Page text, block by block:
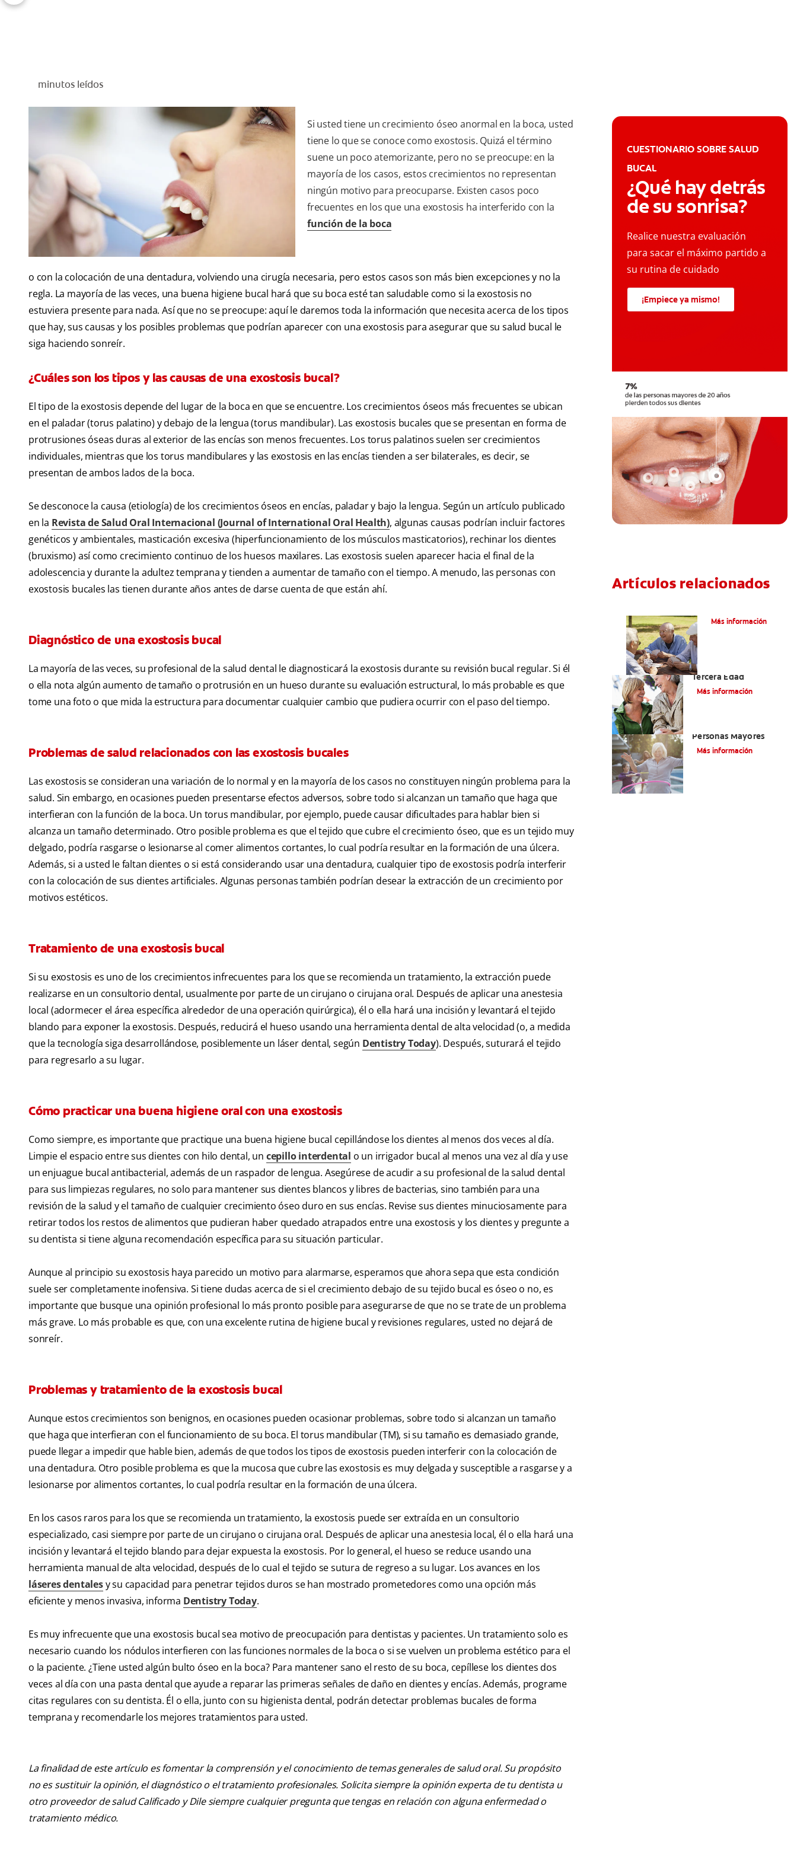
minutos leídos
Si usted tiene un crecimiento óseo anormal en la boca, usted
tiene lo que se conoce como exostosis. Quizá el término
suene un poco atemorizante, pero no se preocupe: en la
mayoría de los casos, estos crecimientos no representan
ningún motivo para preocuparse. Existen casos poco
frecuentes en los que una exostosis ha interferido con la
función de la boca
o con la colocación de una dentadura, volviendo una cirugía necesaria, pero estos casos son más bien excepciones y no la
regla. La mayoría de las veces, una buena higiene bucal hará que su boca esté tan saludable como si la exostosis no
estuviera presente para nada. Así que no se preocupe: aquí le daremos toda la información que necesita acerca de los tipos
que hay, sus causas y los posibles problemas que podrían aparecer con una exostosis para asegurar que su salud bucal le
siga haciendo sonreír.
¿Cuáles son los tipos y las causas de una exostosis bucal?
El tipo de la exostosis depende del lugar de la boca en que se encuentre. Los crecimientos óseos más frecuentes se ubican
en el paladar (torus palatino) y debajo de la lengua (torus mandibular). Las exostosis bucales que se presentan en forma de
protrusiones óseas duras al exterior de las encías son menos frecuentes. Los torus palatinos suelen ser crecimientos
individuales, mientras que los torus mandibulares y las exostosis en las encías tienden a ser bilaterales, es decir, se
presentan de ambos lados de la boca.
Se desconoce la causa (etiología) de los crecimientos óseos en encías, paladar y bajo la lengua. Según un artículo publicado
en la Revista de Salud Oral Internacional (Journal of International Oral Health), algunas causas podrían incluir factores
genéticos y ambientales, masticación excesiva (hiperfuncionamiento de los músculos masticatorios), rechinar los dientes
(bruxismo) así como crecimiento continuo de los huesos maxilares. Las exostosis suelen aparecer hacia el final de la
adolescencia y durante la adultez temprana y tienden a aumentar de tamaño con el tiempo. A menudo, las personas con
exostosis bucales las tienen durante años antes de darse cuenta de que están ahí.
Diagnóstico de una exostosis bucal
La mayoría de las veces, su profesional de la salud dental le diagnosticará la exostosis durante su revisión bucal regular. Si él
o ella nota algún aumento de tamaño o protrusión en un hueso durante su evaluación estructural, lo más probable es que
tome una foto o que mida la estructura para documentar cualquier cambio que pudiera ocurrir con el paso del tiempo.
Problemas de salud relacionados con las exostosis bucales
Las exostosis se consideran una variación de lo normal y en la mayoría de los casos no constituyen ningún problema para la
salud. Sin embargo, en ocasiones pueden presentarse efectos adversos, sobre todo si alcanzan un tamaño que haga que
interfieran con la función de la boca. Un torus mandibular, por ejemplo, puede causar dificultades para hablar bien si
alcanza un tamaño determinado. Otro posible problema es que el tejido que cubre el crecimiento óseo, que es un tejido muy
delgado, podría rasgarse o lesionarse al comer alimentos cortantes, lo cual podría resultar en la formación de una úlcera.
Además, si a usted le faltan dientes o si está considerando usar una dentadura, cualquier tipo de exostosis podría interferir
con la colocación de sus dientes artificiales. Algunas personas también podrían desear la extracción de un crecimiento por
motivos estéticos.
Tratamiento de una exostosis bucal
Si su exostosis es uno de los crecimientos infrecuentes para los que se recomienda un tratamiento, la extracción puede
realizarse en un consultorio dental, usualmente por parte de un cirujano o cirujana oral. Después de aplicar una anestesia
local (adormecer el área específica alrededor de una operación quirúrgica), él o ella hará una incisión y levantará el tejido
blando para exponer la exostosis. Después, reducirá el hueso usando una herramienta dental de alta velocidad (o, a medida
que la tecnología siga desarrollándose, posiblemente un láser dental, según Dentistry Today). Después, suturará el tejido
para regresarlo a su lugar.
Cómo practicar una buena higiene oral con una exostosis
Como siempre, es importante que practique una buena higiene bucal cepillándose los dientes al menos dos veces al día.
Limpie el espacio entre sus dientes con hilo dental, un cepillo interdental o un irrigador bucal al menos una vez al día y use
un enjuague bucal antibacterial, además de un raspador de lengua. Asegúrese de acudir a su profesional de la salud dental
para sus limpiezas regulares, no solo para mantener sus dientes blancos y libres de bacterias, sino también para una
revisión de la salud y el tamaño de cualquier crecimiento óseo duro en sus encías. Revise sus dientes minuciosamente para
retirar todos los restos de alimentos que pudieran haber quedado atrapados entre una exostosis y los dientes y pregunte a
su dentista si tiene alguna recomendación específica para su situación particular.
Aunque al principio su exostosis haya parecido un motivo para alarmarse, esperamos que ahora sepa que esta condición
suele ser completamente inofensiva. Si tiene dudas acerca de si el crecimiento debajo de su tejido bucal es óseo o no, es
importante que busque una opinión profesional lo más pronto posible para asegurarse de que no se trate de un problema
más grave. Lo más probable es que, con una excelente rutina de higiene bucal y revisiones regulares, usted no dejará de
sonreír.
Problemas y tratamiento de la exostosis bucal
Aunque estos crecimientos son benignos, en ocasiones pueden ocasionar problemas, sobre todo si alcanzan un tamaño
que haga que interfieran con el funcionamiento de su boca. El torus mandibular (TM), si su tamaño es demasiado grande,
puede llegar a impedir que hable bien, además de que todos los tipos de exostosis pueden interferir con la colocación de
una dentadura. Otro posible problema es que la mucosa que cubre las exostosis es muy delgada y susceptible a rasgarse y a
lesionarse por alimentos cortantes, lo cual podría resultar en la formación de una úlcera.
En los casos raros para los que se recomienda un tratamiento, la exostosis puede ser extraída en un consultorio
especializado, casi siempre por parte de un cirujano o cirujana oral. Después de aplicar una anestesia local, él o ella hará una
incisión y levantará el tejido blando para dejar expuesta la exostosis. Por lo general, el hueso se reduce usando una
herramienta manual de alta velocidad, después de lo cual el tejido se sutura de regreso a su lugar. Los avances en los
láseres dentalesy su capacidad para penetrar tejidos duros se han mostrado prometedores como una opción más
eficiente y menos invasiva, informa Dentistry Today.
Es muy infrecuente que una exostosis bucal sea motivo de preocupación para dentistas y pacientes. Un tratamiento solo es
necesario cuando los nódulos interfieren con las funciones normales de la boca o si se vuelven un problema estético para el
o la paciente. ¿Tiene usted algún bulto óseo en la boca? Para mantener sano el resto de su boca, cepíllese los dientes dos
veces al día con una pasta dental que ayude a reparar las primeras señales de daño en dientes y encías. Además, programe
citas regulares con su dentista. Él o ella, junto con su higienista dental, podrán detectar problemas bucales de forma
temprana y recomendarle los mejores tratamientos para usted.
La finalidad de este artículo es fomentar la comprensión y el conocimiento de temas generales de salud oral. Su propósito
no es sustituir la opinión, el diagnóstico o el tratamiento profesionales. Solicita siempre la opinión experta de tu dentista u
otro proveedor de salud Calificado y Dile siempre cualquier pregunta que tengas en relación con alguna enfermedad o
tratamiento médico.
CUESTIONARIO SOBRE SALUD
BUCAL
¿Qué hay detrás
de su sonrisa?
Realice nuestra evaluación
para sacar el máximo partido a
su rutina de cuidado
¡Empiece ya mismo!
Artículos relacionados
Más información
Salud Bucal En La
Tercera Edad
Más información
Personas Mayores
Más información